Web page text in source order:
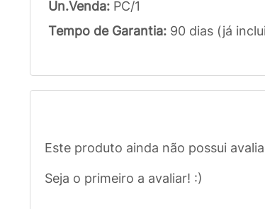
Un.Venda: PC/1
Tempo de Garantia: 90 dias (já
Este produto ainda não possui
Seja o primeiro a avaliar! :)